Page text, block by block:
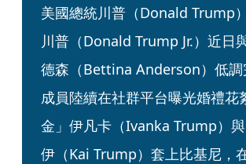
美國總統川普（Donald Trump
川普（Donald Trump Jr.）近日
德森（Bettina Anderson）低調
成員陸續在社群平台曝光婚禮花
金」伊凡卡（Ivanka Trump）
伊（Kai Trump）套上比基尼，